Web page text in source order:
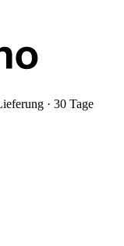
· 30 Tage